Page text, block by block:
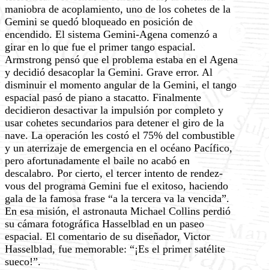
maniobra de acoplamiento, uno de los cohetes de la
Gemini se quedó bloqueado en posición de
encendido. El sistema Gemini-Agena comenzó a
girar en lo que fue el primer tango espacial.
Armstrong pensó que el problema estaba en el Agena
y decidió desacoplar la Gemini. Grave error. Al
disminuir el momento angular de la Gemini, el tango
espacial pasó de piano a stacatto. Finalmente
decidieron desactivar la impulsión por completo y
usar cohetes secundarios para detener el giro de la
nave. La operación les costó el 75% del combustible
y un aterrizaje de emergencia en el océano Pacífico,
pero afortunadamente el baile no acabó en
descalabro. Por cierto, el tercer intento de rendez-
vous del programa Gemini fue el exitoso, haciendo
gala de la famosa frase “a la tercera va la vencida”.
En esa misión, el astronauta Michael Collins perdió
su cámara fotográfica Hasselblad en un paseo
espacial. El comentario de su diseñador, Victor
Hasselblad, fue memorable: “¡Es el primer satélite
sueco!”.